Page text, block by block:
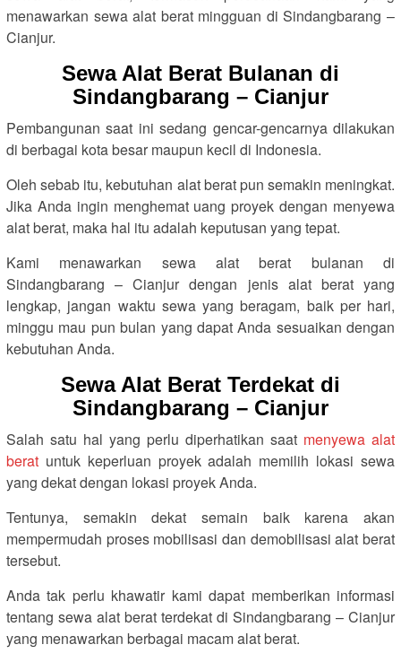
menawarkan sewa alat berat mingguan di Sindangbarang –
Cianjur.
Sewa Alat Berat Bulanan di
Sindangbarang – Cianjur
Pembangunan saat ini sedang gencar-gencarnya dilakukan
di berbagai kota besar maupun kecil di Indonesia.
Oleh sebab itu, kebutuhan alat berat pun semakin meningkat.
Jika Anda ingin menghemat uang proyek dengan menyewa
alat berat, maka hal itu adalah keputusan yang tepat.
Kami menawarkan sewa alat berat bulanan di
Sindangbarang – Cianjur dengan jenis alat berat yang
lengkap, jangan waktu sewa yang beragam, baik per hari,
minggu mau pun bulan yang dapat Anda sesuaikan dengan
kebutuhan Anda.
Sewa Alat Berat Terdekat di
Sindangbarang – Cianjur
Salah satu hal yang perlu diperhatikan saat menyewa alat
berat untuk keperluan proyek adalah memilih lokasi sewa
yang dekat dengan lokasi proyek Anda.
Tentunya, semakin dekat semain baik karena akan
mempermudah proses mobilisasi dan demobilisasi alat berat
tersebut.
Anda tak perlu khawatir kami dapat memberikan informasi
tentang sewa alat berat terdekat di Sindangbarang – Cianjur
yang menawarkan berbagai macam alat berat.